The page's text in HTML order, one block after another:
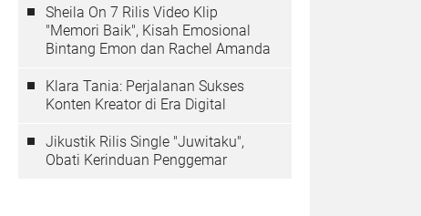
Sheila On 7 Rilis Video Klip
"Memori Baik", Kisah Emosional
Bintang Emon dan Rachel Amanda
Klara Tania: Perjalanan Sukses
Konten Kreator di Era Digital
Jikustik Rilis Single "Juwitaku",
Obati Kerinduan Penggemar